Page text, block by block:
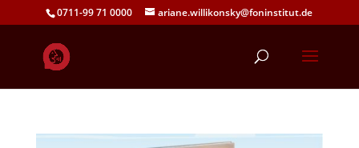
0711-99 71 0000 ariane.willikonsky@foninstitut.de